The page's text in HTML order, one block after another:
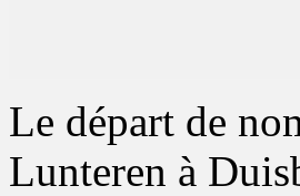
Le départ de
Lunteren à